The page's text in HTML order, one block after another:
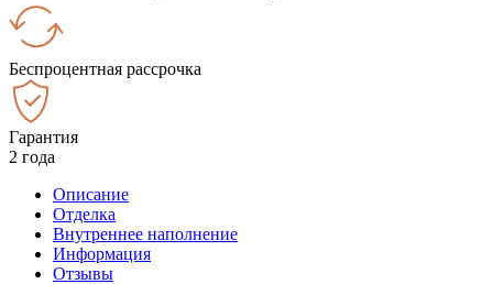
Беспроцентная рассрочка
Гарантия
2 года
Описание
Отделка
Внутреннее наполнение
Информация
Отзывы